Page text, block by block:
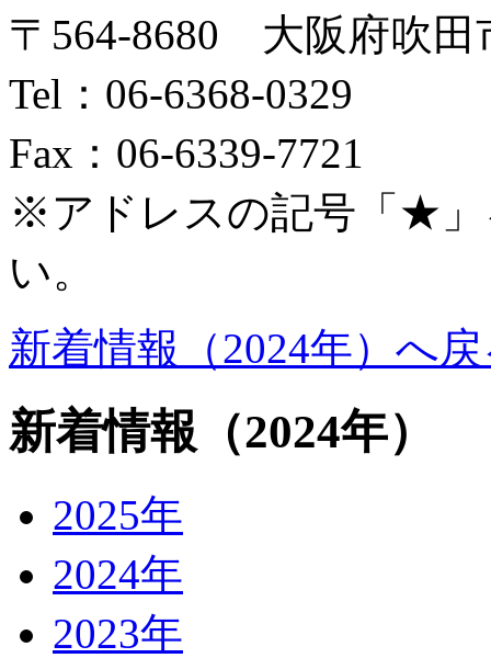
〒564-8680 大阪府吹田
Tel：06-6368-0329
Fax：06-6339-7721
※アドレスの記号「★」
い。
新着情報（2024年）へ
新着情報 （2024年）
2025年
2024年
2023年